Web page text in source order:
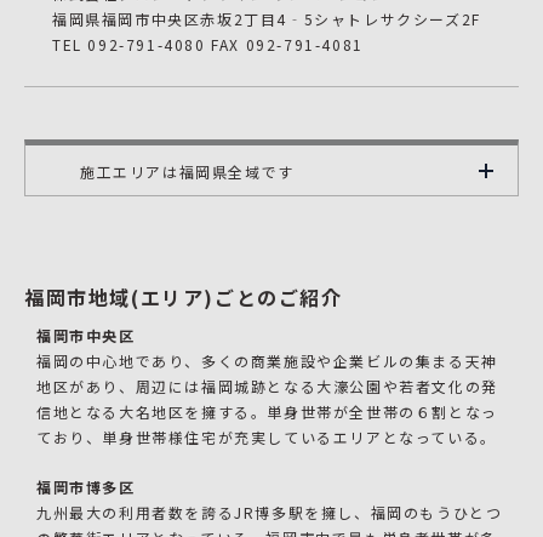
福岡県福岡市中央区赤坂2丁目4‐5シャトレサクシーズ2F
TEL 092-791-4080 FAX 092-791-4081
施工エリアは福岡県全域です
福岡市地域(エリア)ごとのご紹介
福岡市中央区
福岡の中心地であり、多くの商業施設や企業ビルの集まる天神
地区があり、周辺には福岡城跡となる大濠公園や若者文化の発
信地となる大名地区を擁する。単身世帯が全世帯の６割となっ
ており、単身世帯様住宅が充実しているエリアとなっている。
福岡市博多区
九州最大の利用者数を誇るJR博多駅を擁し、福岡のもうひとつ